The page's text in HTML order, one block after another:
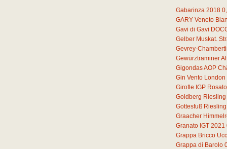
Gabarinza 2018
GARY Veneto
Gavi di Gavi
Gelber Muskat.
Gevrey-
Gewürztraminer
Gigondas AOP
Gin Vento London
Girofle IGP
Goldberg Riesling
Gottesfuß
Graacher
Granato IGT 2021
Grappa Bricco
Grappa di Barolo